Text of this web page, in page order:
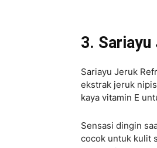
3.
Sariayu Jeruk
ekstrak jeruk
kaya vitamin E
Sensasi dingin
cocok untuk kulit